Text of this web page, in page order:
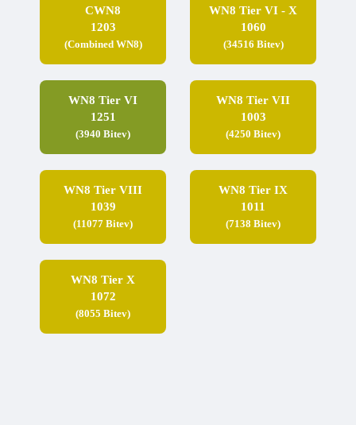
CWN8
1203
(Combined WN8)
WN8 Tier VI - X
1060
(34516 Bitev)
WN8 Tier VI
1251
(3940 Bitev)
WN8 Tier VII
1003
(4250 Bitev)
WN8 Tier VIII
1039
(11077 Bitev)
WN8 Tier IX
1011
(7138 Bitev)
WN8 Tier X
1072
(8055 Bitev)